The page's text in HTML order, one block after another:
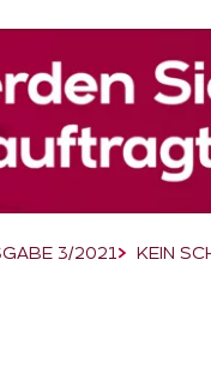
3/2021 KEIN